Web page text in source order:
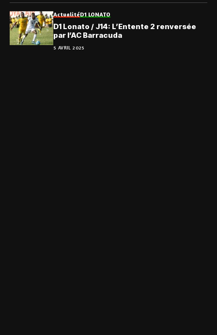
ActualitéD1 LONATO
D1 Lonato / J14: L’Entente 2 renversée
par l’AC Barracuda
5 AVRIL 2025